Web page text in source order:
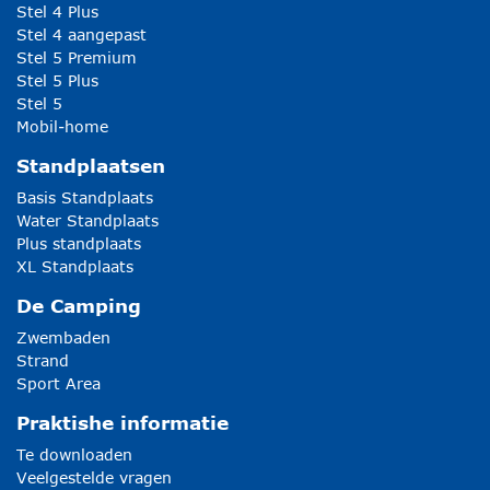
Stel 4 Plus
Stel 4 aangepast
Stel 5 Premium
Stel 5 Plus
Stel 5
Mobil-home
Standplaatsen
Basis Standplaats
Water Standplaats
Plus standplaats
XL Standplaats
De Camping
Zwembaden
Strand
Sport Area
Praktishe informatie
Te downloaden
Veelgestelde vragen